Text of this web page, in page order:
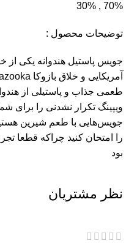
70% , 30%
توضیحات محصول :
جویس پاستیل هندوانه یکی
طعمی جذاب و پاستیلی از
ویپینگ تکرار نشدنی را برای
جویس‌هایی با طعم شیرین
را امتحان کنید چراکه قطعا
بود
نظر مشتریان